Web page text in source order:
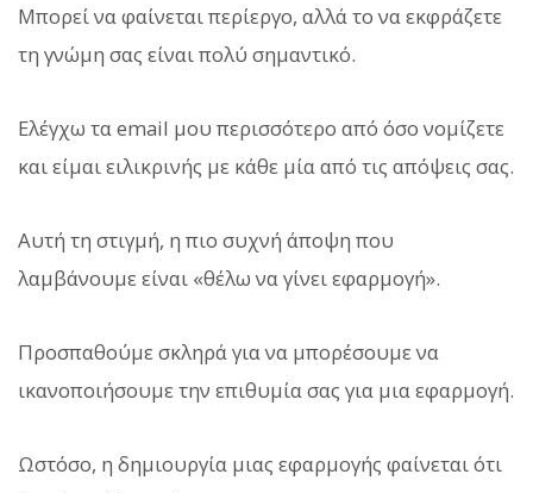
Μπορεί να φαίνεται περίεργο, αλλά το να εκφράζετε
τη γνώμη σας είναι πολύ σημαντικό.
Ελέγχω τα email μου περισσότερο από όσο νομίζετε
και είμαι ειλικρινής με κάθε μία από τις απόψεις σας.
Αυτή τη στιγμή, η πιο συχνή άποψη που
λαμβάνουμε είναι «θέλω να γίνει εφαρμογή».
Προσπαθούμε σκληρά για να μπορέσουμε να
ικανοποιήσουμε την επιθυμία σας για μια εφαρμογή.
Ωστόσο, η δημιουργία μιας εφαρμογής φαίνεται ότι